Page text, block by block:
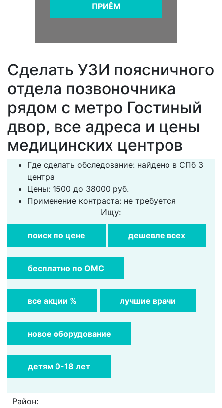
ПРИЁМ
Сделать УЗИ поясничного
отдела позвоночника
рядом с метро Гостиный
двор, все адреса и цены
медицинских центров
Где сделать обследование: найдено в СПб 3
центра
Цены: 1500 до 38000 руб.
Применение контраста: не требуется
Ищу:
поиск по цене дешевле всех
бесплатно по ОМС
все акции % лучшие врачи
новое оборудование
детям 0-18 лет
Район: